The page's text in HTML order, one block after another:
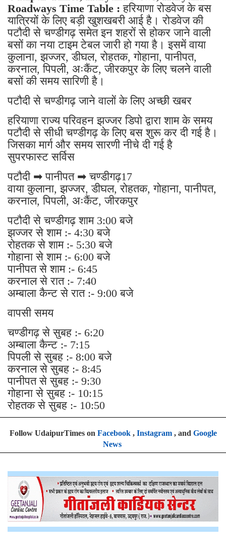
Roadways Time Table : हरियाणा रोडवेज के बस
यात्रियों के लिए बड़ी खुशखबरी आई है। रोडवेज की
पटौदी से चण्डीगढ़ समेत इन शहरों से होकर जाने वाली
बसों का नया टाइम टेबल जारी हो गया है। इसमें वाया
कुलाना, झज्जर, डीघल, रोहतक, गोहाना, पानीपत,
करनाल, पिपली, अःकैंट, जीरकपुर के लिए चलने वाली
बसों की समय सारिणी है।
पटौदी से चण्डीगढ़ जाने वालों के लिए अच्छी खबर
हरियाणा राज्य परिवहन झज्जर डिपो द्वारा शाम के समय
पटौदी से सीधी चण्डीगढ़ के लिए बस शुरू कर दी गई है।
जिसका मार्ग और समय सारणी नीचे दी गई है
सुपरफास्ट सर्विस
पटौदी ➡ पानीपत ➡ चण्डीगढ़17
वाया कुलाना, झज्जर, डीघल, रोहतक, गोहाना, पानीपत,
करनाल, पिपली, अःकैंट, जीरकपुर
पटौदी से चण्डीगढ़ शाम 3:00 बजे
झज्जर से शाम :- 4:30 बजे
रोहतक से शाम :- 5:30 बजे
गोहाना से शाम :- 6:00 बजे
पानीपत से शाम :- 6:45
करनाल से रात :- 7:40
अम्बाला कैन्ट से रात :- 9:00 बजे
वापसी समय
चण्डीगढ़ से सुबह :- 6:20
अम्बाला कैन्ट :- 7:15
पिपली से सुबह :- 8:00 बजे
करनाल से सुबह :- 8:45
पानीपत से सुबह :- 9:30
गोहाना से सुबह :- 10:15
रोहतक से सुबह :- 10:50
Follow UdaipurTimes on Facebook, Instagram, and Google
News